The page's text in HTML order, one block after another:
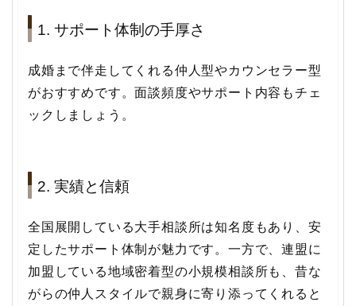
1. サポート体制の手厚さ
成婚まで伴走してくれる仲人型やカウンセラー型
がおすすめです。面談頻度やサポート内容もチェ
ックしましょう。
2. 実績と信頼
全国展開している大手相談所は知名度もあり、安
定したサポート体制が魅力です。一方で、連盟に
加盟している地域密着型の小規模相談所も、昔な
がらの仲人スタイルで親身に寄り添ってくれると